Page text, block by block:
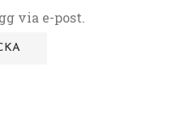
via e-post.